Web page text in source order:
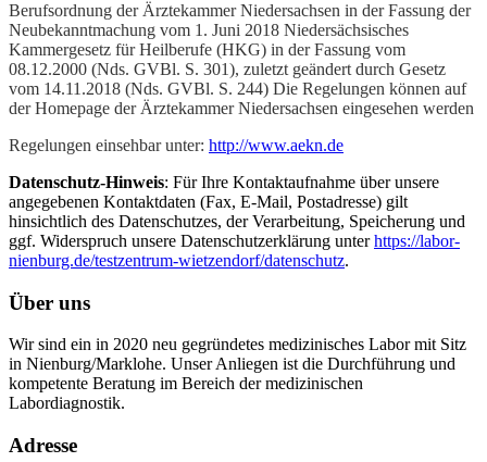
Berufsordnung der Ärztekammer Niedersachsen in der Fassung der
Neubekanntmachung vom 1. Juni 2018 Niedersächsisches
Kammergesetz für Heilberufe (HKG) in der Fassung vom
08.12.2000 (Nds. GVBl. S. 301), zuletzt geändert durch Gesetz
vom 14.11.2018 (Nds. GVBl. S. 244) Die Regelungen können auf
der Homepage der Ärztekammer Niedersachsen eingesehen werden
Regelungen einsehbar unter: http://www.aekn.de
Datenschutz-Hinweis: Für Ihre Kontaktaufnahme über unsere
angegebenen Kontaktdaten (Fax, E-Mail, Postadresse) gilt
hinsichtlich des Datenschutzes, der Verarbeitung, Speicherung und
ggf. Widerspruch unsere Datenschutzerklärung unterhttps://labor-
nienburg.de/testzentrum-wietzendorf/datenschutz.
Über uns
Wir sind ein in 2020 neu gegründetes medizinisches Labor mit Sitz
in Nienburg/Marklohe. Unser Anliegen ist die Durchführung und
kompetente Beratung im Bereich der medizinischen
Labordiagnostik.
Adresse